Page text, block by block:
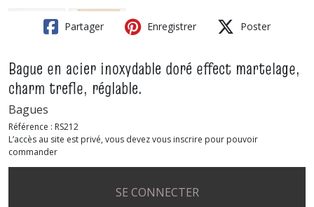
Partager Enregistrer Poster
Bague en acier inoxydable doré effect martelage,
charm trefle, réglable.
Bagues
Référence : RS212
L’accès au site est privé, vous devez vous inscrire pour pouvoir
commander
SE CONNECTER